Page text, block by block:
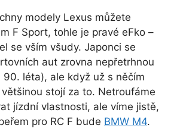
modely Lexus můžete
F Sport, tohle je pravé eFko –
se vším všudy. Japonci se
aut zrovna nepřetrhnou
90. léta), ale když už s něčím
stojí za to. Netroufáme
jízdní vlastnosti, ale víme jistě,
pro RC F bude BMW M4.